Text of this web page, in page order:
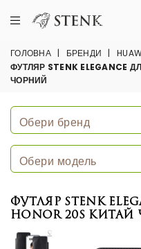
ГОЛОВНА | БРЕНДИ |
ФУТЛЯР STENK ELEGANCE
ЧОРНИЙ
Футляр Stenk
Honor 20S Китай